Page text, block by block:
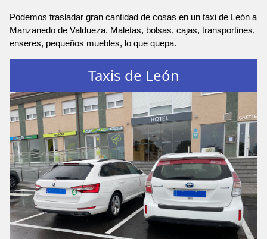
Podemos trasladar gran cantidad de cosas en un taxi de León a
Manzanedo de Valdueza. Maletas, bolsas, cajas, transportines,
enseres, pequeños muebles, lo que quepa.
Taxis de León